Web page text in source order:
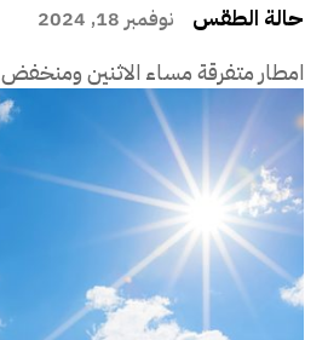
حالة الطقس نوفمبر 18, 2024
امطار متفرقة مساء الاثنين ومنخفض